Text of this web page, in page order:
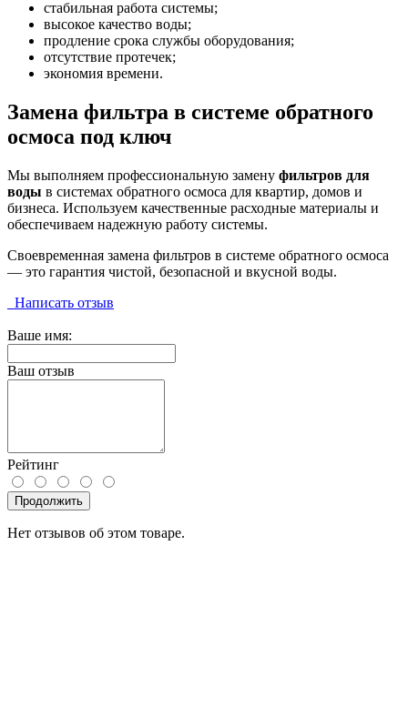
стабильная работа системы;
высокое качество воды;
продление срока службы оборудования;
отсутствие протечек;
экономия времени.
Замена фильтра в системе обратного
осмоса под ключ
Мы выполняем профессиональную замену фильтров для
воды в системах обратного осмоса для квартир, домов и
бизнеса. Используем качественные расходные материалы и
обеспечиваем надежную работу системы.
Своевременная замена фильтров в системе обратного осмоса
— это гарантия чистой, безопасной и вкусной воды.
Написать отзыв
Ваше имя:
Ваш отзыв
Рейтинг
Продолжить
Нет отзывов об этом товаре.